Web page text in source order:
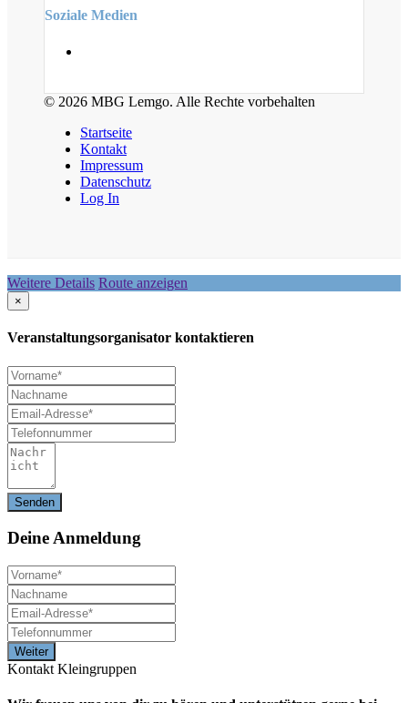
Soziale Medien
© 2026 MBG Lemgo. Alle Rechte vorbehalten
Startseite
Kontakt
Impressum
Datenschutz
Log In
Weitere Details Route anzeigen
×
Veranstaltungsorganisator kontaktieren
DeineAnmeldung
Kontakt Kleingruppen